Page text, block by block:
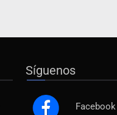
Síguenos
Facebook